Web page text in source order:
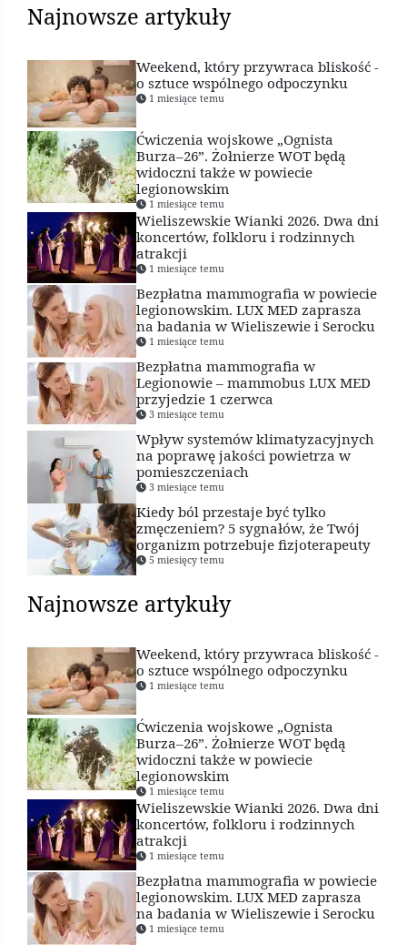
Najnowsze artykuły
Weekend, który przywraca bliskość -
o sztuce wspólnego odpoczynku
1 miesiące temu
Ćwiczenia wojskowe „Ognista
Burza–26”. Żołnierze WOT będą
widoczni także w powiecie
legionowskim
1 miesiące temu
Wieliszewskie Wianki 2026. Dwa dni
koncertów, folkloru i rodzinnych
atrakcji
1 miesiące temu
Bezpłatna mammografia w powiecie
legionowskim. LUX MED zaprasza
na badania w Wieliszewie i Serocku
1 miesiące temu
Bezpłatna mammografia w
Legionowie – mammobus LUX MED
przyjedzie 1 czerwca
3 miesiące temu
Wpływ systemów klimatyzacyjnych
na poprawę jakości powietrza w
pomieszczeniach
3 miesiące temu
Kiedy ból przestaje być tylko
zmęczeniem? 5 sygnałów, że Twój
organizm potrzebuje fizjoterapeuty
5 miesięcy temu
Najnowsze artykuły
Weekend, który przywraca bliskość -
o sztuce wspólnego odpoczynku
1 miesiące temu
Ćwiczenia wojskowe „Ognista
Burza–26”. Żołnierze WOT będą
widoczni także w powiecie
legionowskim
1 miesiące temu
Wieliszewskie Wianki 2026. Dwa dni
koncertów, folkloru i rodzinnych
atrakcji
1 miesiące temu
Bezpłatna mammografia w powiecie
legionowskim. LUX MED zaprasza
na badania w Wieliszewie i Serocku
1 miesiące temu